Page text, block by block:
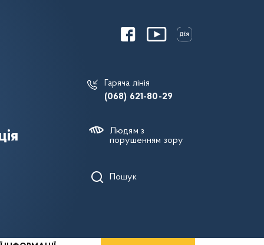
Гаряча лінія
(068) 621-80-29
Людям з
порушенням зору
Пошук